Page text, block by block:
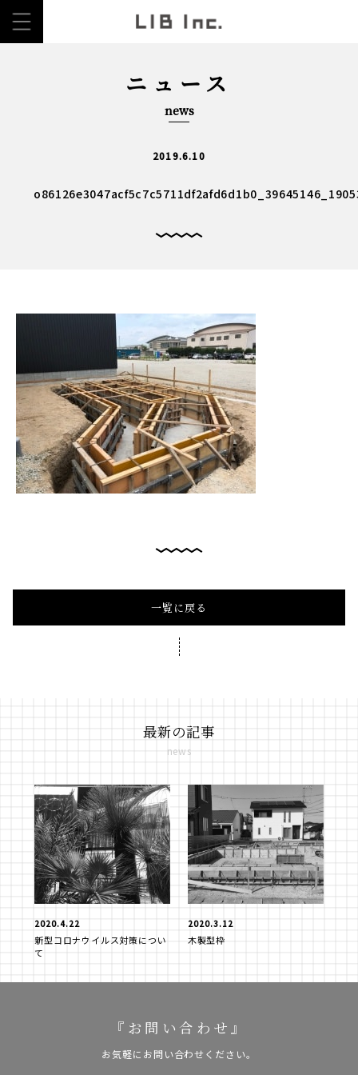
ニュース
news
2019.6.10
一覧に戻る
最新の記事
news
2020.4.22
新型コロナウイルス対策につい
て
2020.3.12
木製型枠
『お問い合わせ』
お気軽にお問い合わせください。